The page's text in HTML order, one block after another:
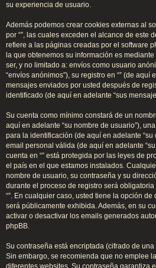
su experiencia de usuario.
Además podemos crear cookies externas al
por “”, las cuales exceden el alcance de este
refiere a las páginas creadas por el software
la que obtenemos su información es
ser, y no limitado a: envíos como usuario
“envíos anónimos”), su registro en “” (de aquí
mensajes enviados por usted después de
identificado (de aquí en adelante “sus
Su cuenta como mínimo constará de un
aquí en adelante “su nombre de usuario”),
para la identificación (de aquí en adelante “su
email personal válida (de aquí en adelante
cuenta en “” está protegida por las leyes de
el país en el que estamos instalados.
nombre de usuario, su contraseña y su
durante el proceso de registro será
“”. En cualquier caso, usted tiene la opción
será públicamente exhibida. Además, en su
activar o desactivar los emails generados
phpBB.
Su contraseña está encriptada (cifrado de
Sin embargo, se recomienda que no emplee
diferentes websites. Su contraseña garantiza